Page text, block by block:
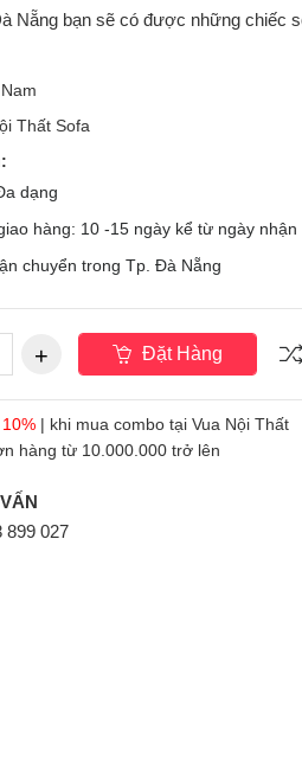
Nẵng bạn sẽ có được những chiếc
Thất Sofa
dạng
hàng: 10 -15 ngày kể từ ngày nhận
chuyển trong Tp. Đà Nẵng
Đặt Hàng
| khi mua combo tại Vua Nội Thất
hàng từ 10.000.000 trở lên
899 027